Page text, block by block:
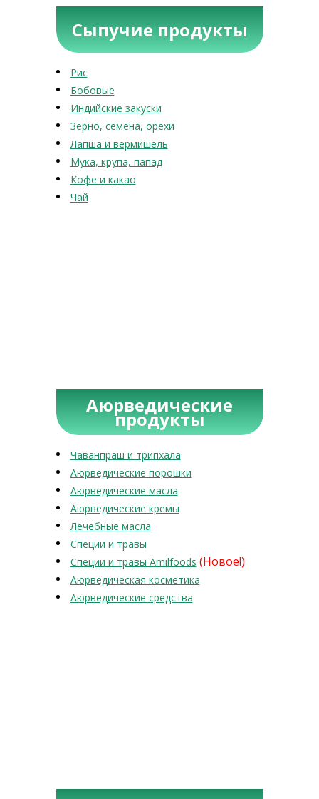
Сыпучие продукты
Рис
Бобовые
Индийские закуски
Зерно, семена, орехи
Лапша и вермишель
Мука, крупа, папад
Кофе и какао
Чай
Аюрведические
продукты
Чаванпраш и трипхала
Аюрведические порошки
Аюрведические масла
Аюрведические кремы
Лечебные масла
Специи и травы
Специи и травы Amilfoods (Новое!)
Аюрведическая косметика
Аюрведические средства